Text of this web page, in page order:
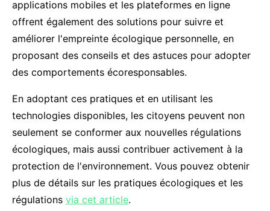
applications mobiles et les plateformes en ligne
offrent également des solutions pour suivre et
améliorer l'empreinte écologique personnelle, en
proposant des conseils et des astuces pour adopter
des comportements écoresponsables.
En adoptant ces pratiques et en utilisant les
technologies disponibles, les citoyens peuvent non
seulement se conformer aux nouvelles régulations
écologiques, mais aussi contribuer activement à la
protection de l'environnement. Vous pouvez obtenir
plus de détails sur les pratiques écologiques et les
régulations via cet article.